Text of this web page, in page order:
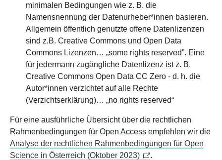
minimalen Bedingungen wie z. B. die
Namensnennung der Datenurheber*innen basieren.
Allgemein öffentlich genutzte offene Datenlizenzen
sind z.B. Creative Commons und Open Data
Commons Lizenzen… „some rights reserved”. Eine
für jedermann zugängliche Datenlizenz ist z. B.
Creative Commons Open Data CC Zero - d. h. die
Autor*innen verzichtet auf alle Rechte
(Verzichtserklärung)… „no rights reserved“
Für eine ausführliche Übersicht über die rechtlichen
Rahmenbedingungen für Open Access empfehlen wir die
Analyse der rechtlichen Rahmenbedingungen für Open
Science in Österreich (Oktober 2023)
.